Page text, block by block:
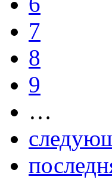
7
8
9
…